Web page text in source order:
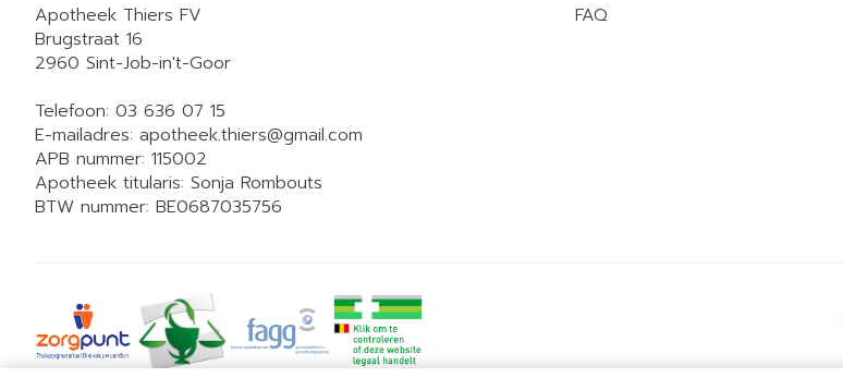
Apotheek Thiers FV
Brugstraat 16
2960 Sint-Job-in't-Goor
Telefoon: 03 636 07 15
E-mailadres: apotheek.thiers@gmail.com
APB nummer: 115002
Apotheek titularis: Sonja Rombouts
BTW nummer: BE0687035756
FAQ